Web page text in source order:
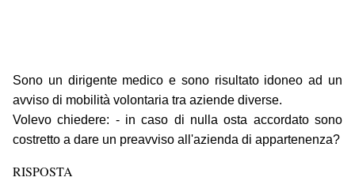
Sono un dirigente medico e sono risultato idoneo ad un
avviso di mobilità volontaria tra aziende diverse.
Volevo chiedere: - in caso di nulla osta accordato sono
costretto a dare un preavviso all'azienda di appartenenza?
RISPOSTA